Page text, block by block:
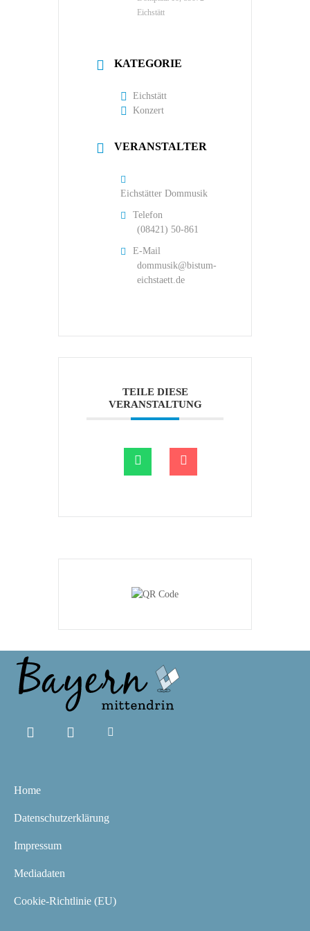
Eichstätt
KATEGORIE
Eichstätt
Konzert
VERANSTALTER
Eichstätter Dommusik
Telefon
(08421) 50-861
E-Mail
dommusik@bistum-
eichstaett.de
TEILE DIESE
VERANSTALTUNG
Home
Datenschutzerklärung
Impressum
Mediadaten
Cookie-Richtlinie (EU)